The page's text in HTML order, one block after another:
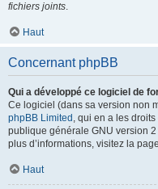
fichiers joints.
Haut
Concernant phpBB
Qui a développé ce logiciel de
Ce logiciel (dans sa version non
phpBB Limited , qui en a les
publique générale GNU version
plus d’informations, visitez la
Haut